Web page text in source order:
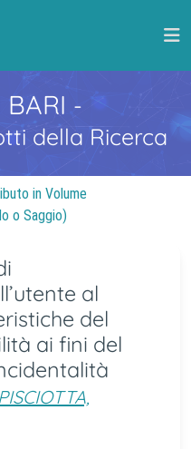
BARI -
della Ricerca
in Volume
o Saggio)
al
del
ai fini del
PISCIOTTA,